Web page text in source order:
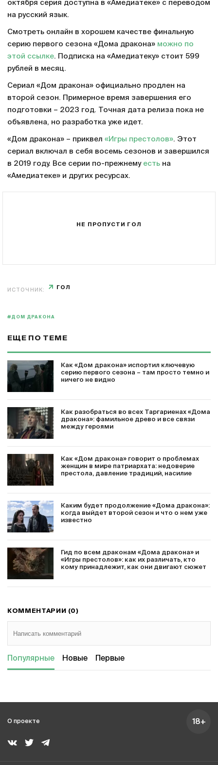
октября серия доступна в «Амедиатеке» с переводом
на русский язык.
Смотреть онлайн в хорошем качестве финальную
серию первого сезона «Дома дракона» можно по
этой ссылке. Подписка на «Амедиатеку» стоит 599
рублей в месяц.
Сериал «Дом дракона» официально продлен на
второй сезон. Примерное время завершения его
подготовки – 2023 год. Точная дата релиза пока не
объявлена, но разработка уже идет.
«Дом дракона» – приквел «Игры престолов». Этот
сериал включал в себя восемь сезонов и завершился
в 2019 году. Все серии по-прежнему есть на
«Амедиатеке» и других ресурсах.
НЕ ПРОПУСТИ ГОЛ
ИСТОЧНИК: ГОЛ
#ДОМ ДРАКОНА
ЕЩЕ ПО ТЕМЕ
Как «Дом дракона» испортил ключевую
серию первого сезона – там просто темно и
ничего не видно
Как разобраться во всех Таргариенах «Дома
дракона»: фамильное древо и все связи
между героями
Как «Дом дракона» говорит о проблемах
женщин в мире патриархата: недоверие
престола, давление традиций, насилие
Каким будет продолжение «Дома дракона»:
когда выйдет второй сезон и что о нем уже
известно
Гид по всем драконам «Дома дракона» и
«Игры престолов»: как их различать, кто
кому принадлежит, как они двигают сюжет
КОММЕНТАРИИ (0)
Популярные Новые Первые
О проекте 18+